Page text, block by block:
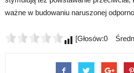
ważne w budowaniu naruszonej
[Głosów:0